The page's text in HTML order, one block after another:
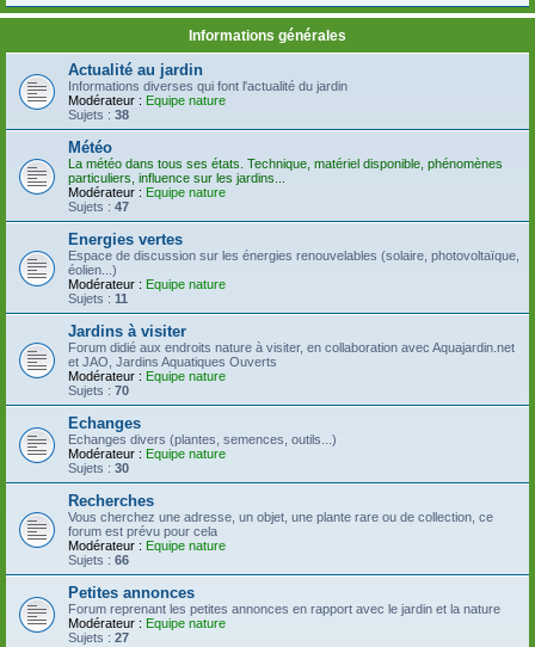
Informations générales
Actualité au jardin
Informations diverses qui font l'actualité du jardin
Modérateur : Equipe nature
Sujets : 38
Météo
La météo dans tous ses états. Technique, matériel disponible, phénomènes
particuliers, influence sur les jardins...
Modérateur : Equipe nature
Sujets : 47
Energies vertes
Espace de discussion sur les énergies renouvelables (solaire, photovoltaïque,
éolien...)
Modérateur : Equipe nature
Sujets : 11
Jardins à visiter
Forum didié aux endroits nature à visiter, en collaboration avec Aquajardin.net
et JAO, Jardins Aquatiques Ouverts
Modérateur : Equipe nature
Sujets : 70
Echanges
Echanges divers (plantes, semences, outils...)
Modérateur : Equipe nature
Sujets : 30
Recherches
Vous cherchez une adresse, un objet, une plante rare ou de collection, ce
forum est prévu pour cela
Modérateur : Equipe nature
Sujets : 66
Petites annonces
Forum reprenant les petites annonces en rapport avec le jardin et la nature
Modérateur : Equipe nature
Sujets : 27